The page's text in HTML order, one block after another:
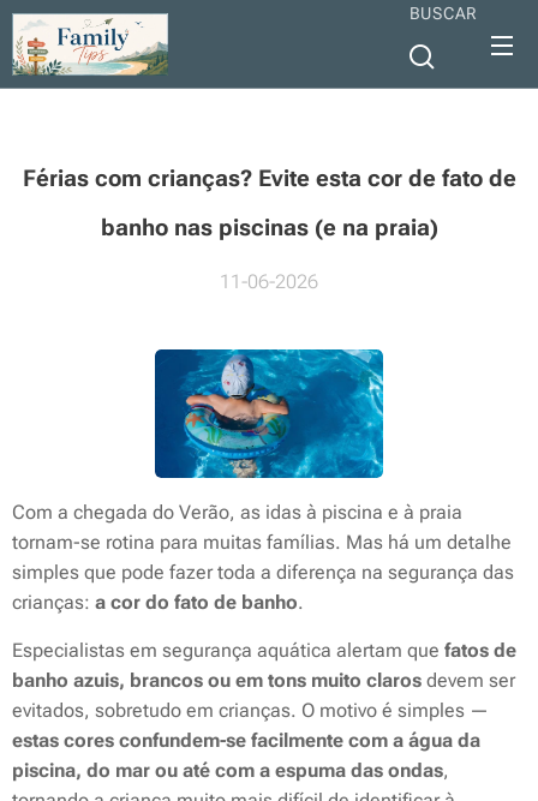
BUSCAR
Férias com crianças? Evite esta cor de fato de
banho nas piscinas (e na praia)
11-06-2026
Com a chegada do Verão, as idas à piscina e à praia
tornam-se rotina para muitas famílias. Mas há um detalhe
simples que pode fazer toda a diferença na segurança das
crianças: a cor do fato de banho.
Especialistas em segurança aquática alertam que fatos de
banho azuis, brancos ou em tons muito claros devem ser
evitados, sobretudo em crianças. O motivo é simples —
estas cores confundem-se facilmente com a água da
piscina, do mar ou até com a espuma das ondas,